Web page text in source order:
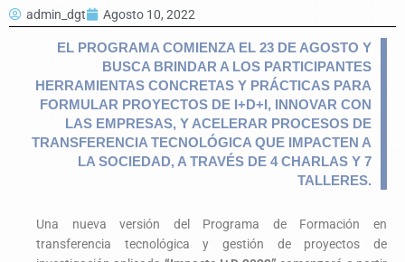
admin_dgt Agosto 10, 2022
EL PROGRAMA COMIENZA EL 23 DE AGOSTO Y
BUSCA BRINDAR A LOS PARTICIPANTES
HERRAMIENTAS CONCRETAS Y PRÁCTICAS PARA
FORMULAR PROYECTOS DE I+D+I, INNOVAR CON
LAS EMPRESAS, Y ACELERAR PROCESOS DE
TRANSFERENCIA TECNOLÓGICA QUE IMPACTEN A
LA SOCIEDAD, A TRAVÉS DE 4 CHARLAS Y 7
TALLERES.
Una nueva versión del Programa de Formación en
transferencia tecnológica y gestión de proyectos de